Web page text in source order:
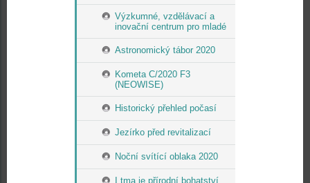
Výzkumné, vzdělávací a
inovační centrum pro mladé
Astronomický tábor 2020
Kometa C/2020 F3
(NEOWISE)
Historický přehled počasí
Jezírko před revitalizací
Noční svítící oblaka 2020
I tma je přírodní bohatství